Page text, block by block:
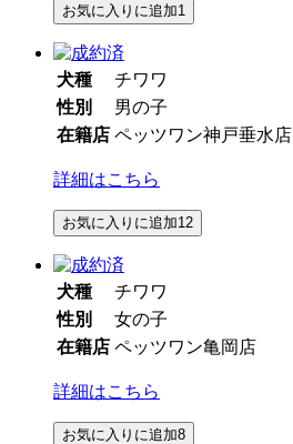
お気に入りに追加1
犬種
チワワ
性別
男の子
在籍店 ペッツワン神戸垂水店
詳細はこちら
お気に入りに追加12
犬種
チワワ
性別
女の子
在籍店 ペッツワン亀岡店
詳細はこちら
お気に入りに追加8